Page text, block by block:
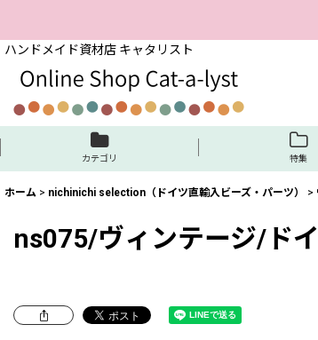
ハンドメイド資材店 キャタリスト
カテゴリ 特集
ホーム > nichinichi selection（ドイツ直輸入ビーズ・パーツ） >
ns075/ヴィンテージ/ド